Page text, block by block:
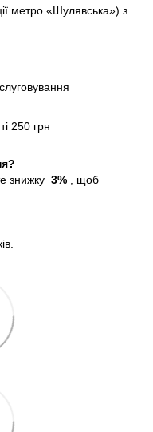
метро «Шулявська») з
250 грн
знижку 3% , щоб